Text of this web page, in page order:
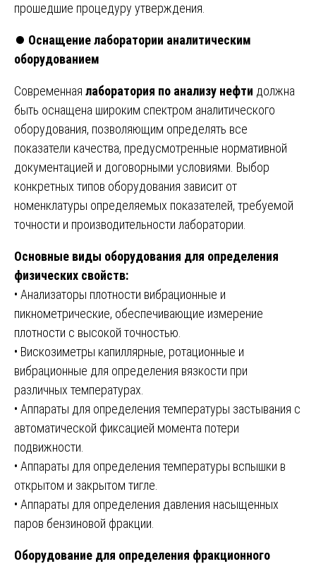
прошедшие процедуру утверждения.
⏺️ Оснащение лаборатории аналитическим
оборудованием
Современная лаборатория по анализу нефти должна
быть оснащена широким спектром аналитического
оборудования, позволяющим определять все
показатели качества, предусмотренные нормативной
документацией и договорными условиями. Выбор
конкретных типов оборудования зависит от
номенклатуры определяемых показателей, требуемой
точности и производительности лаборатории.
Основные виды оборудования для определения
физических свойств:
• Анализаторы плотности вибрационные и
пикнометрические, обеспечивающие измерение
плотности с высокой точностью.
• Вискозиметры капиллярные, ротационные и
вибрационные для определения вязкости при
различных температурах.
• Аппараты для определения температуры застывания с
автоматической фиксацией момента потери
подвижности.
• Аппараты для определения температуры вспышки в
открытом и закрытом тигле.
• Аппараты для определения давления насыщенных
паров бензиновой фракции.
Оборудование для определения фракционного